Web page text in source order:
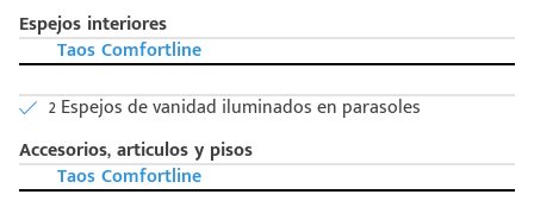
Espejos interiores
Taos Comfortline
2 Espejos de vanidad iluminados en parasoles
Accesorios, articulos y pisos
Taos Comfortline